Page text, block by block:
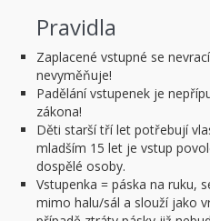
Pravidla
Zaplacené vstupné se
nevyměňuje!
Padělání vstupenek je
zákona!
Děti starší tří let potřebují
mladším 15 let je vstup
dospělé osoby.
Vstupenka = páska na ruku,
mimo halu/sál a slouží jako